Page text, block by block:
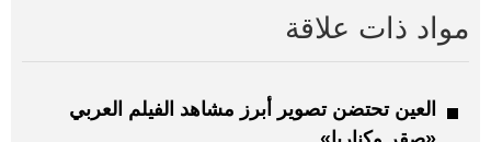
مواد ذات علاقة
العين تحتضن تصوير أبرز مشاهد الفيلم العربي